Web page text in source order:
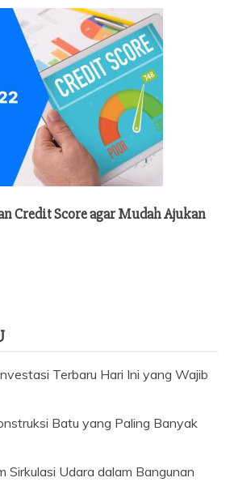
Credit Score agar Mudah Ajukan
Terbaru Hari Ini yang Wajib
Batu yang Paling Banyak
Sirkulasi Udara dalam Bangunan